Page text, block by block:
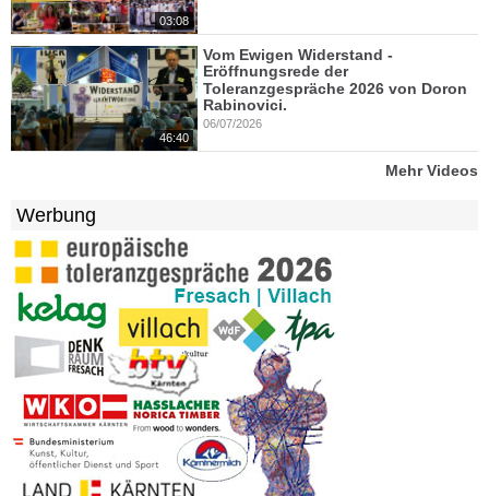
03:08
46:40
Vom Ewigen Widerstand -
Eröffnungsrede der
Toleranzgespräche 2026 von Doron
Rabinovici.
06/07/2026
Mehr Videos
Werbung